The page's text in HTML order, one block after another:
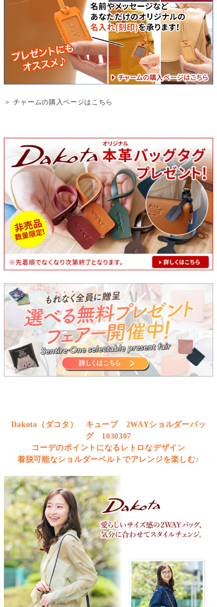
＞ チャームの購入ページはこちら
Dakota（ダコタ） キューブ 2WAYショルダーバッ
グ 1030307
コーデのポイントになるレトロなデザイン
着脱可能なショルダーベルトでアレンジを楽しむ♪